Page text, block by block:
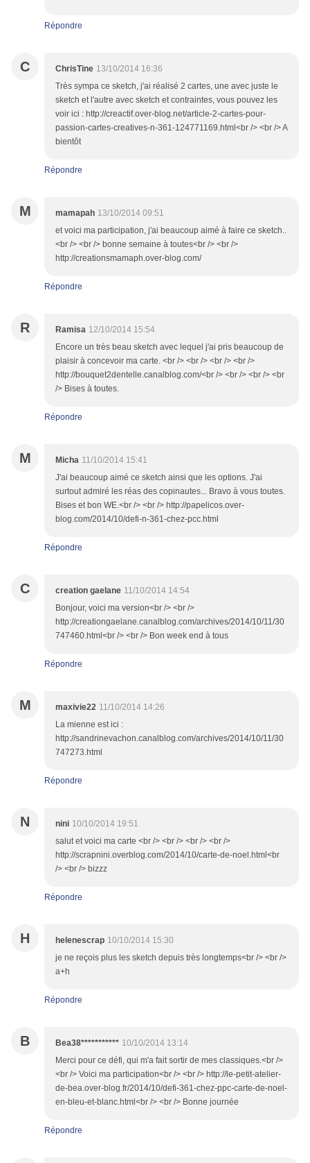
Répondre
C ChrisTine 13/10/2014 16:36
Très sympa ce sketch, j'ai réalisé 2 cartes, une avec juste le
sketch et l'autre avec sketch et contraintes, vous pouvez les
voir ici : http://creactif.over-blog.net/article-2-cartes-pour-
passion-cartes-creatives-n-361-124771169.html<br /> <br /> A
bientôt
Répondre
M mamapah 13/10/2014 09:51
et voici ma participation, j'ai beaucoup aimé à faire ce sketch..
<br /> <br /> bonne semaine à toutes<br /> <br />
http://creationsmamaph.over-blog.com/
Répondre
R Ramisa 12/10/2014 15:54
Encore un très beau sketch avec lequel j'ai pris beaucoup de
plaisir à concevoir ma carte. <br /> <br /> <br /> <br />
http://bouquet2dentelle.canalblog.com/<br /> <br /> <br /> <br
/> Bises à toutes.
Répondre
M Micha 11/10/2014 15:41
J'ai beaucoup aimé ce sketch ainsi que les options. J'ai
surtout admiré les réas des copinautes... Bravo à vous toutes.
Bises et bon WE.<br /> <br /> http://papelicos.over-
blog.com/2014/10/defi-n-361-chez-pcc.html
Répondre
C creation gaelane 11/10/2014 14:54
Bonjour, voici ma version<br /> <br />
http://creationgaelane.canalblog.com/archives/2014/10/11/30
747460.html<br /> <br /> Bon week end à tous
Répondre
M maxivie22 11/10/2014 14:26
La mienne est ici :
http://sandrinevachon.canalblog.com/archives/2014/10/11/30
747273.html
Répondre
N nini 10/10/2014 19:51
salut et voici ma carte <br /> <br /> <br /> <br />
http://scrapnini.overblog.com/2014/10/carte-de-noel.html<br
/> <br /> bizzz
Répondre
H helenescrap 10/10/2014 15:30
je ne reçois plus les sketch depuis très longtemps<br /> <br />
a+h
Répondre
B Bea38*********** 10/10/2014 13:14
Merci pour ce défi, qui m'a fait sortir de mes classiques.<br />
<br /> Voici ma participation<br /> <br /> http://le-petit-atelier-
de-bea.over-blog.fr/2014/10/defi-361-chez-ppc-carte-de-noel-
en-bleu-et-blanc.html<br /> <br /> Bonne journée
Répondre